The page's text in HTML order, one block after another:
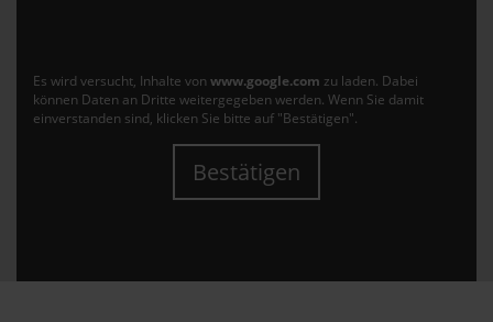
Es wird versucht, Inhalte von www.google.com zu laden. Dabei
können Daten an Dritte weitergegeben werden. Wenn Sie damit
einverstanden sind, klicken Sie bitte auf "Bestätigen".
Bestätigen